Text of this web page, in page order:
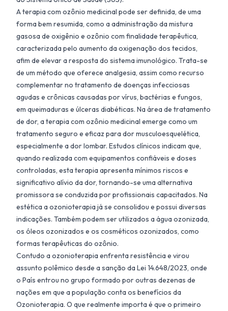
A terapia com ozônio medicinal pode ser definida, de uma
forma bem resumida, como a administração da mistura
gasosa de oxigênio e ozônio com finalidade terapêutica,
caracterizada pelo aumento da oxigenação dos tecidos,
afim de elevar a resposta do sistema imunológico. Trata-se
de um método que oferece analgesia, assim como recurso
complementar no tratamento de doenças infecciosas
agudas e crônicas causadas por vírus, bactérias e fungos,
em queimaduras e úlceras diabéticas. Na área de tratamento
de dor, a terapia com ozônio medicinal emerge como um
tratamento seguro e eficaz para dor musculoesquelética,
especialmente a dor lombar. Estudos clínicos indicam que,
quando realizada com equipamentos confiáveis e doses
controladas, esta terapia apresenta mínimos riscos e
significativo alívio da dor, tornando-se uma alternativa
promissora se conduzida por profissionais capacitados. Na
estética a ozonioterapia já se consolidou e possui diversas
indicações. Também podem ser utilizados a água ozonizada,
os óleos ozonizados e os cosméticos ozonizados, como
formas terapêuticas do ozônio.
Contudo a ozonioterapia enfrenta resistência e virou
assunto polêmico desde a sanção da Lei 14.648/2023, onde
o País entrou no grupo formado por outras dezenas de
nações em que a população conta os benefícios da
Ozonioterapia. O que realmente importa é que o primeiro